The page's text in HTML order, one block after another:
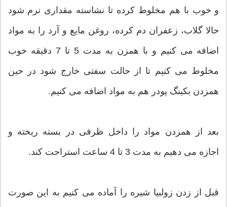
و خوب با هم مخلوط کرده تا نشاسته مقداری نرم شود
حالا گلاب، زعفران دم کرده، روغن مایع و آرد را به مواد
اضافه می کنیم و با همزن به مدت 5 تا 7 دقیقه خوب
مخلوط می کنیم تا از حالت سفتی خارج شود در حین
همزدن بکینگ پودر هم به مواد اضافه می کنیم.
بعد از همزدن مواد را داخل ظرفی در بسته ریخته و
اجازه می دهیم به مدت 3 تا 4 ساعت استراحت کند.
قبل از زدن زولبیا شیره را آماده می کنیم به این صورت